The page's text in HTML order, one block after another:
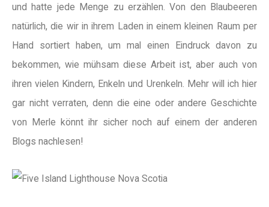
und hatte jede Menge zu erzählen. Von den Blaubeeren
natürlich, die wir in ihrem Laden in einem kleinen Raum per
Hand sortiert haben, um mal einen Eindruck davon zu
bekommen, wie mühsam diese Arbeit ist, aber auch von
ihren vielen Kindern, Enkeln und Urenkeln. Mehr will ich hier
gar nicht verraten, denn die eine oder andere Geschichte
von Merle könnt ihr sicher noch auf einem der anderen
Blogs nachlesen!